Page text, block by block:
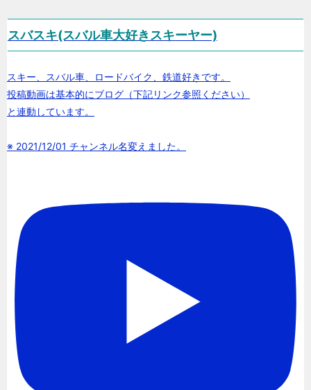
スバスキ(スバル車大好きスキーヤー)
スキー、スバル車、ロードバイク、鉄道好きです。
投稿動画は基本的にブログ（下記リンク参照ください）
と連動しています。
※ 2021/12/01 チャンネル名変えました。